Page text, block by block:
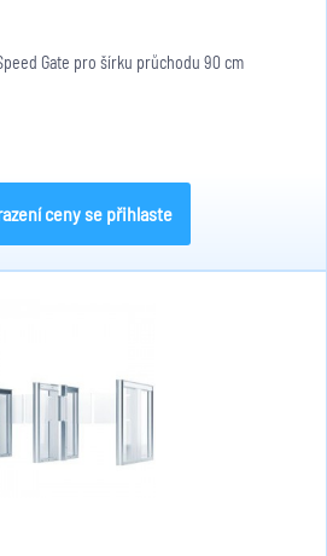
Gate pro šírku průchodu 90 cm
ceny se přihlaste